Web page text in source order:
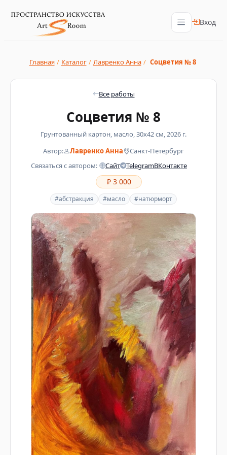
Вход
Главная / Каталог / Лавренко Анна / Соцветия № 8
Все работы
Соцветия № 8
Грунтованный картон, масло, 30х42 см, 2026 г.
#абстракция #масло #натюрморт
Автор: Лавренко Анна
Санкт-Петербург
Связаться с автором:
Сайт TelegramВКонтакте
₽ 3 000